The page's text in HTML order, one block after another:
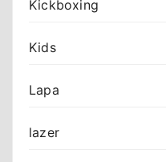
Kickboxing
Kids
Lapa
lazer